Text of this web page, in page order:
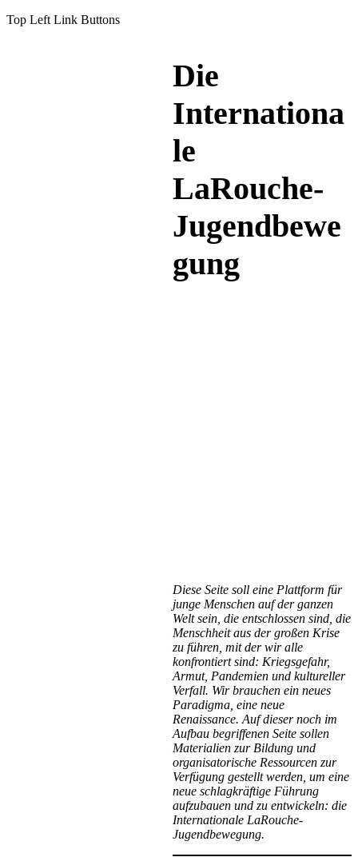
Top Left Link Buttons
Die
Internationa
le
LaRouche-
Jugendbewe
gung
Diese Seite soll eine Plattform für
junge Menschen auf der ganzen
Welt sein, die entschlossen sind, die
Menschheit aus der großen Krise
zu führen, mit der wir alle
konfrontiert sind: Kriegsgefahr,
Armut, Pandemien und kultureller
Verfall. Wir brauchen ein neues
Paradigma, eine neue
Renaissance. Auf dieser noch im
Aufbau begriffenen Seite sollen
Materialien zur Bildung und
organisatorische Ressourcen zur
Verfügung gestellt werden, um eine
neue schlagkräftige Führung
aufzubauen und zu entwickeln: die
Internationale LaRouche-
Jugendbewegung.